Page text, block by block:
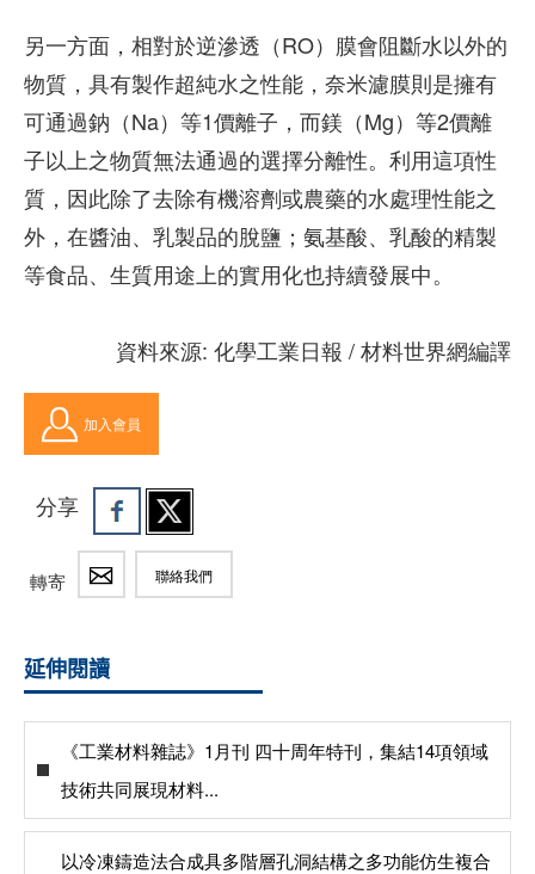
另一方面，相對於逆滲透（RO）膜會阻斷水以外的
物質，具有製作超純水之性能，奈米濾膜則是擁有
可通過鈉（Na）等1價離子，而鎂（Mg）等2價離
子以上之物質無法通過的選擇分離性。利用這項性
質，因此除了去除有機溶劑或農藥的水處理性能之
外，在醬油、乳製品的脫鹽；氨基酸、乳酸的精製
等食品、生質用途上的實用化也持續發展中。
資料來源: 化學工業日報 / 材料世界網編譯
加入會員
分享
轉寄 聯絡我們
延伸閱讀
《工業材料雜誌》1月刊 四十周年特刊，集結14項領域
技術共同展現材料...
以冷凍鑄造法合成具多階層孔洞結構之多功能仿生複合